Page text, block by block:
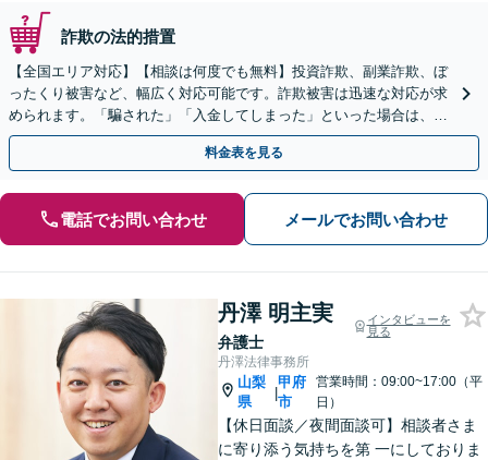
詐欺の法的措置
【全国エリア対応】【相談は何度でも無料】投資詐欺、副業詐欺、ぼ
ったくり被害など、幅広く対応可能です。詐欺被害は迅速な対応が求
められます。「騙された」「入金してしまった」といった場合は、お
早めにご相談ください。【電話・メール・WEB相談可】
料金表を見る
電話でお問い合わせ メールでお問い合わせ
丹澤 明主実
弁護士
インタビューを
見る
丹澤法律事務所
山梨
県
|
甲府
市
営業時間：09:00~17:00（平
日）
【休日面談／夜間面談可】相談者さま
に寄り添う気持ちを第 一にしておりま